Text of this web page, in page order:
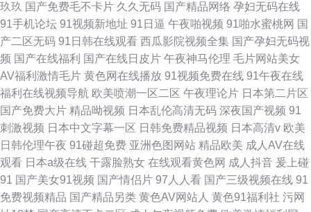
玖玖 国产免费毛不卡片 久久无码 国产精品网络 孕妇无码在线
91手机论坛 91视频新地址 91日逼 午夜啪视频 91啪水蜜桃网 国
产二区无码 91日韩在线观看 西瓜影院视频全集 国产孕妇无码视
频 国产在线福利 国产在线日皮片 午夜神马伦理 毛片网站美女
AV福利激情毛片 黄色网在线播放 91视频免费在线 91午夜在线
福利在线视频导航 欧美喷潮一区二区 午夜理论片 日本第二片区
国产免费大片 精品呦视频 日本乱伦高清无码 深夜国产视频 91
刺激视频 日本中文字幕一区 日韩免费精品视频 日本高清v 欧美
日韩伦理午夜 91碰超免费 亚洲色图网站 精品欧美 成人AV在线
观看 日本a级在线 干露脸熟女 在线观看黄色网 成人抖音 爰上碰
91 国产美女91视频 国产情侣片 97人人看 国产三级视频在线 91
免费视频精品 国产精品另类 黄色AV网站人 黄色91福利社 污网